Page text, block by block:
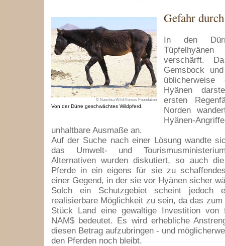
© Namibia Wild Horses Foundation
Von der Dürre geschwächtes Wildpferd.
Gefahr
In den
verschärft.
Gemsbock
Hyänen
ersten
Norden
Hyänen-
unhaltbare Ausmaße an.
Auf der Suche nach einer Lösung wandte
das Umwelt- und
Alternativen wurden diskutiert, so auch
Pferde in ein eigens für sie zu
einer Gegend, in der sie vor Hyänen sicher
Solch ein Schutzgebiet scheint jedoch
realisierbare Möglichkeit zu sein, da das zum
Stück Land eine gewaltige Investition von
NAM$ bedeutet. Es wird erhebliche
diesen Betrag aufzubringen - und
den Pferden noch bleibt.